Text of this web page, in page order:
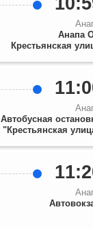
Анапа
Крестьянская
Автобусная
"Крестьянская